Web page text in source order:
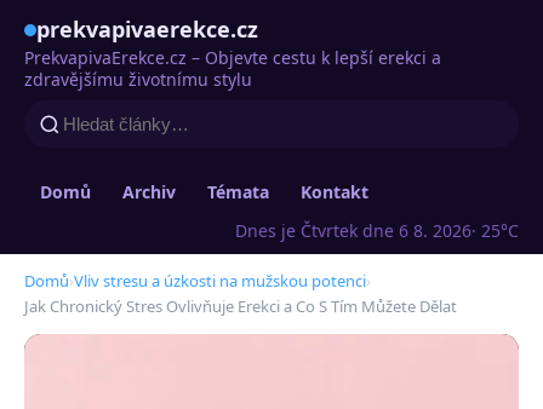
prekvapivaerekce.cz
PrekvapivaErekce.cz – Objevte cestu k lepší erekci a
zdravějšímu životnímu stylu
Domů Archiv Témata
Kontakt
Dnes je Čtvrtek dne 6 8. 2026· 25°C
Domů›Vliv stresu a úzkosti na mužskou potenci›
Jak Chronický Stres Ovlivňuje Erekci a Co S Tím Můžete Dělat